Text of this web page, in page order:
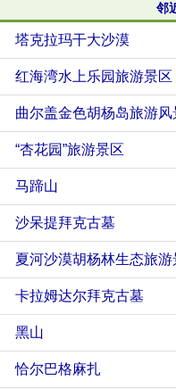
邻
塔克拉玛干大沙漠
红海湾水上乐园旅游景区
曲尔盖金色胡杨岛旅游风
“杏花园”旅游景区
马蹄山
沙呆提拜克古墓
夏河沙漠胡杨林生态旅游
卡拉姆达尔拜克古墓
黑山
恰尔巴格麻扎